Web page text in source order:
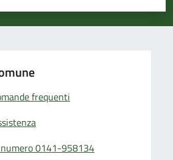
5 stelle su 5
su 5
su 5
5
frequenti
0141-958134